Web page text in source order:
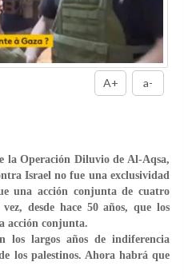
A+ a-
la Operación Diluvio de Al-Aqsa,
Israel no fue una exclusividad
una acción conjunta de cuatro
desde hace 50 años, que los
acción conjunta.
los largos años de indiferencia
los palestinos. Ahora habrá que